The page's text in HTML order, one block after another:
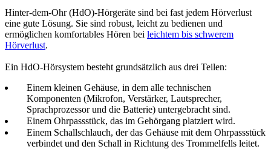
Hinter-dem-Ohr (HdO)-Hörgeräte sind bei fast jedem Hörverlust
eine gute Lösung. Sie sind robust, leicht zu bedienen und
ermöglichen komfortables Hören bei leichtem bis schwerem
Hörverlust.
Ein HdO-Hörsystem besteht grundsätzlich aus drei Teilen:
Einem kleinen Gehäuse, in dem alle technischen
Komponenten (Mikrofon, Verstärker, Lautsprecher,
Sprachprozessor und die Batterie) untergebracht sind.
Einem Ohrpassstück, das im Gehörgang platziert wird.
Einem Schallschlauch, der das Gehäuse mit dem Ohrpassstück
verbindet und den Schall in Richtung des Trommelfells leitet.